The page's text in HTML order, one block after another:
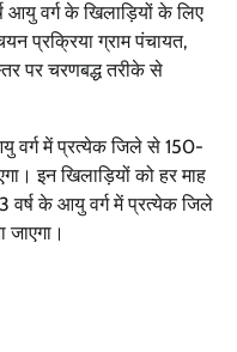
आयु वर्ग के खिलाड़ियों के लिए
प्रक्रिया ग्राम पंचायत,
पर चरणबद्ध तरीके से
वर्ग में प्रत्येक जिले से 150-
इन खिलाड़ियों को हर माह
वर्ष के आयु वर्ग में प्रत्येक जिले